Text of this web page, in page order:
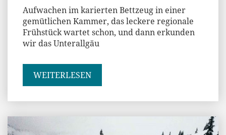
Aufwachen im karierten Bettzeug in einer
gemütlichen Kammer, das leckere regionale
Frühstück wartet schon, und dann erkunden
wir das Unterallgäu
WEITERLESEN